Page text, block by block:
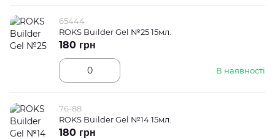
65444
ROKS Builder Gel №25 15мл.
В наявності
180 грн
76-88
ROKS Builder Gel №14 15мл.
180 грн